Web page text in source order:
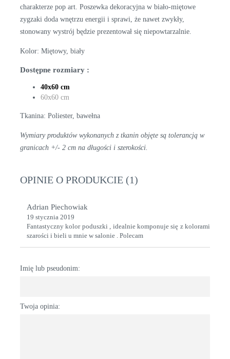
charakterze pop art. Poszewka dekoracyjna w biało-miętowe
zygzaki doda wnętrzu energii i sprawi, że nawet zwykły,
stonowany wystrój będzie prezentował się niepowtarzalnie.
Kolor: Miętowy, biały
Dostępne rozmiary :
40x60 cm
60x60 cm
Tkanina: Poliester, bawełna
Wymiary produktów wykonanych z tkanin objęte są tolerancją w
granicach +/- 2 cm na długości i szerokości.
OPINIE O PRODUKCIE (1)
Adrian Piechowiak
19 stycznia 2019
Fantastyczny kolor poduszki , idealnie komponuje się z kolorami
szarości i bieli u mnie w salonie . Polecam
Imię lub pseudonim:
Twoja opinia: